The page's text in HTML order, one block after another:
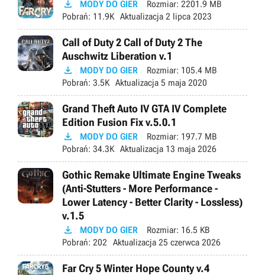
 MODY DO GIER Rozmiar: 2201.9 MB
Pobrań: 11.9K Aktualizacja 2 lipca 2023
Call of Duty 2 Call of Duty 2 The
Auschwitz Liberation v.1
 MODY DO GIER Rozmiar: 105.4 MB
Pobrań: 3.5K Aktualizacja 5 maja 2020
Grand Theft Auto IV GTA IV Complete
Edition Fusion Fix v.5.0.1
 MODY DO GIER Rozmiar: 197.7 MB
Pobrań: 34.3K Aktualizacja 13 maja 2026
Gothic Remake Ultimate Engine Tweaks
(Anti-Stutters - More Performance -
Lower Latency - Better Clarity - Lossless)
v.1.5
 MODY DO GIER Rozmiar: 16.5 KB
Pobrań: 202 Aktualizacja 25 czerwca 2026
Far Cry 5 Winter Hope County v.4